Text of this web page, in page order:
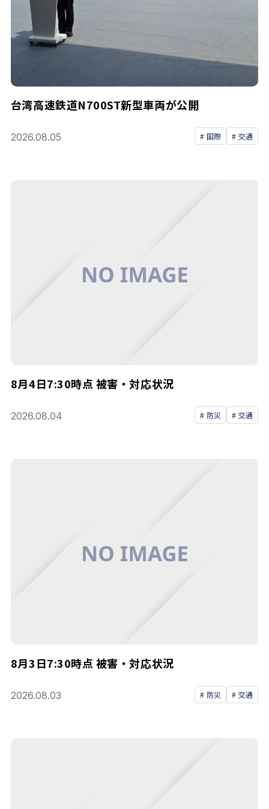
台湾高速鉄道N700ST新型車両が公開
2026.08.05 国際 交通
8月4日7:30時点 被害・対応状況
2026.08.04 防災 交通
8月3日7:30時点 被害・対応状況
2026.08.03 防災 交通